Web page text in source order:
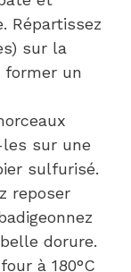
Répartissez
sur la
former un
les sur une
sulfurisé.
reposer
dorure.
à 180°C